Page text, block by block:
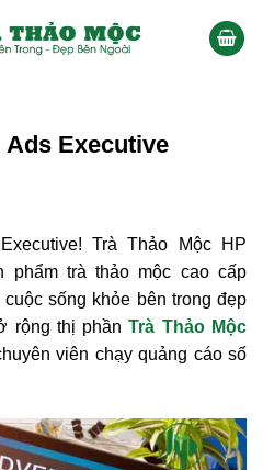
Ads Executive
Trà Thảo Mộc HP
phẩm trà thảo mộc cao cấp
sống khỏe bên trong đẹp
rộng thị phầnTrà Thảo Mộc
viên chạy quảng cáo số